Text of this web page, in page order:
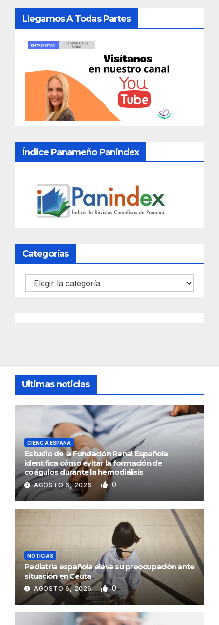
Llegamos A Todas Partes
Índice Panameño Panindex
Categorías
Categorías
Ultimas noticias
CIENCIA ESPAÑA
Estudio de la Fundación Renal Española
identifica cómo evitar la formación de
coágulos durante la hemodiálisis
AGOSTO 6, 2026 0
NOTICIAS
Pediatría española eleva su preocupación ante
situación en Ceuta
AGOSTO 6, 2026 0